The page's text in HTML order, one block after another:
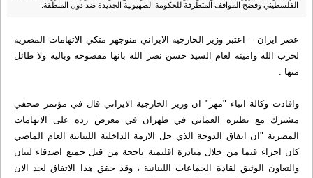
الفلسطيني وفضح المواقف المتطرفة للحكومة الصهيونية الجديدة ضد دول المنطقة.
عصر ايران – اعتبر وزير الخارجية الايراني منوجهر متكي الاتهامات المصرية
لحزب الله وامينه لعام السيد حسن نصر الله بانها مفضوحة وبالية ولا طائل
منها .
وافادت وكالة انباء "مهر" ان وزير الخارجية الايراني قال في مؤتمر صحفي
مشترك مع نظيره العماني في طهران في معرض رده على الاتهامات
المصرية "ان اتفاق الدوحة الذي حل الازمة الداخلية اللبنانية العام الماضي
كان اجراء قيما من خلال مبادرة اقليمية ناجحة من قبل جميع اصدقاء لبنان
والتعاون الوثيق لقادة الجماعات اللبنانية ، وقد حقق هذا الاتفاق لحد الان